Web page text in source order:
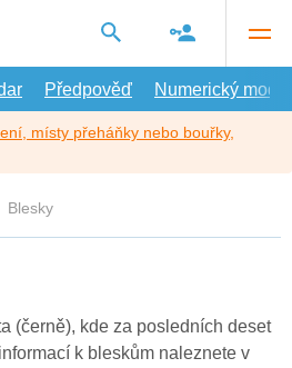
Předpověď Numerický model
místy přeháňky nebo bouřky,
Blesky
(černě), kde za posledních deset
k bleskům naleznete v